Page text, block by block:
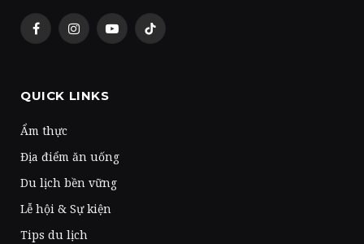
FacebookInstagramYouTubeTikTok
QUICK LINKS
Ẩm thực
Địa điểm ăn uống
Du lịch bền vững
Lễ hội & Sự kiện
Tips du lịch